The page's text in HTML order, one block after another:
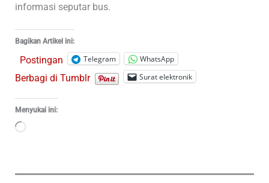
informasi seputar bus.
Bagikan Artikel ini:
Postingan Telegram WhatsApp
Berbagi di Tumblr Surat elektronik
Menyukai ini:
Memuat...